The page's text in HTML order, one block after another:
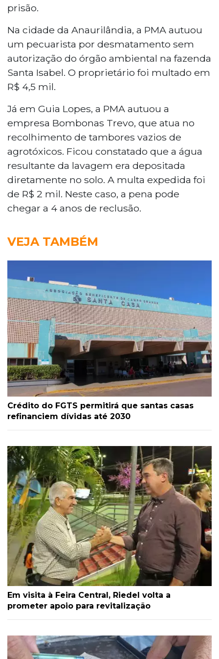
prisão.
Na cidade da Anaurilândia, a PMA autuou
um pecuarista por desmatamento sem
autorização do órgão ambiental na fazenda
Santa Isabel. O proprietário foi multado em
R$ 4,5 mil.
Já em Guia Lopes, a PMA autuou a
empresa Bombonas Trevo, que atua no
recolhimento de tambores vazios de
agrotóxicos. Ficou constatado que a água
resultante da lavagem era depositada
diretamente no solo. A multa expedida foi
de R$ 2 mil. Neste caso, a pena pode
chegar a 4 anos de reclusão.
VEJA TAMBÉM
Crédito do FGTS permitirá que santas casas
refinanciem dívidas até 2030
Em visita à Feira Central, Riedel volta a
prometer apoio para revitalização